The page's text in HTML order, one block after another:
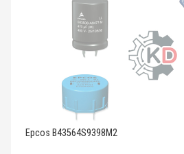
Epcos B43564S9398M2